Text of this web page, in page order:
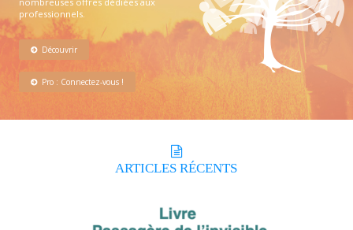
professionnels.
Découvrir
Pro : Connectez-vous !
ARTICLES RÉCENTS